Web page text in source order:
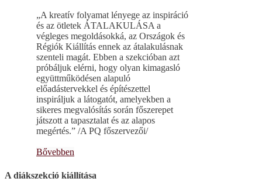
„A kreatív folyamat lényege az inspiráció
és az ötletek ÁTALAKULÁSA a
végleges megoldásokká, az Országok és
Régiók Kiállítás ennek az átalakulásnak
szenteli magát. Ebben a szekcióban azt
próbáljuk elérni, hogy olyan kimagasló
együttműködésen alapuló
előadástervekkel és építészettel
inspiráljuk a látogatót, amelyekben a
sikeres megvalósítás során főszerepet
játszott a tapasztalat és az alapos
megértés.” /A PQ főszervezői/
Bővebben
A diákszekció kiállítása